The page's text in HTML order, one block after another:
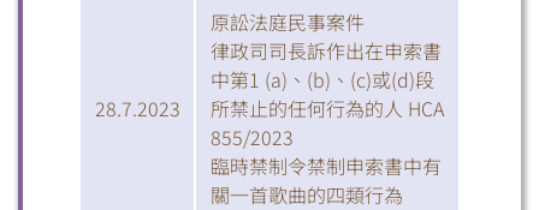
28.7.2023
原訟法庭民事案件
律政司司長訴作出在申索書
中第1 (a)、(b)、(c)或(d)段
所禁止的任何行為的人 HCA
855/2023
臨時禁制令禁制申索書中有
關一首歌曲的四類行為